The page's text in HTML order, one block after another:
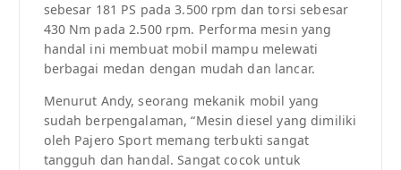
sebesar 181 PS pada 3.500 rpm dan torsi sebesar
430 Nm pada 2.500 rpm. Performa mesin yang
handal ini membuat mobil mampu melewati
berbagai medan dengan mudah dan lancar.
Menurut Andy, seorang mekanik mobil yang
sudah berpengalaman, “Mesin diesel yang dimiliki
oleh Pajero Sport memang terbukti sangat
tangguh dan handal. Sangat cocok untuk